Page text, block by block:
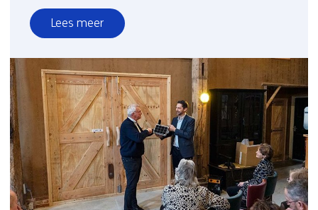
Lees meer
over
Nederlandse
gemeenten
overschrijden
fijnstof
advieswaarde
tot
wel
90
dagen/jaar